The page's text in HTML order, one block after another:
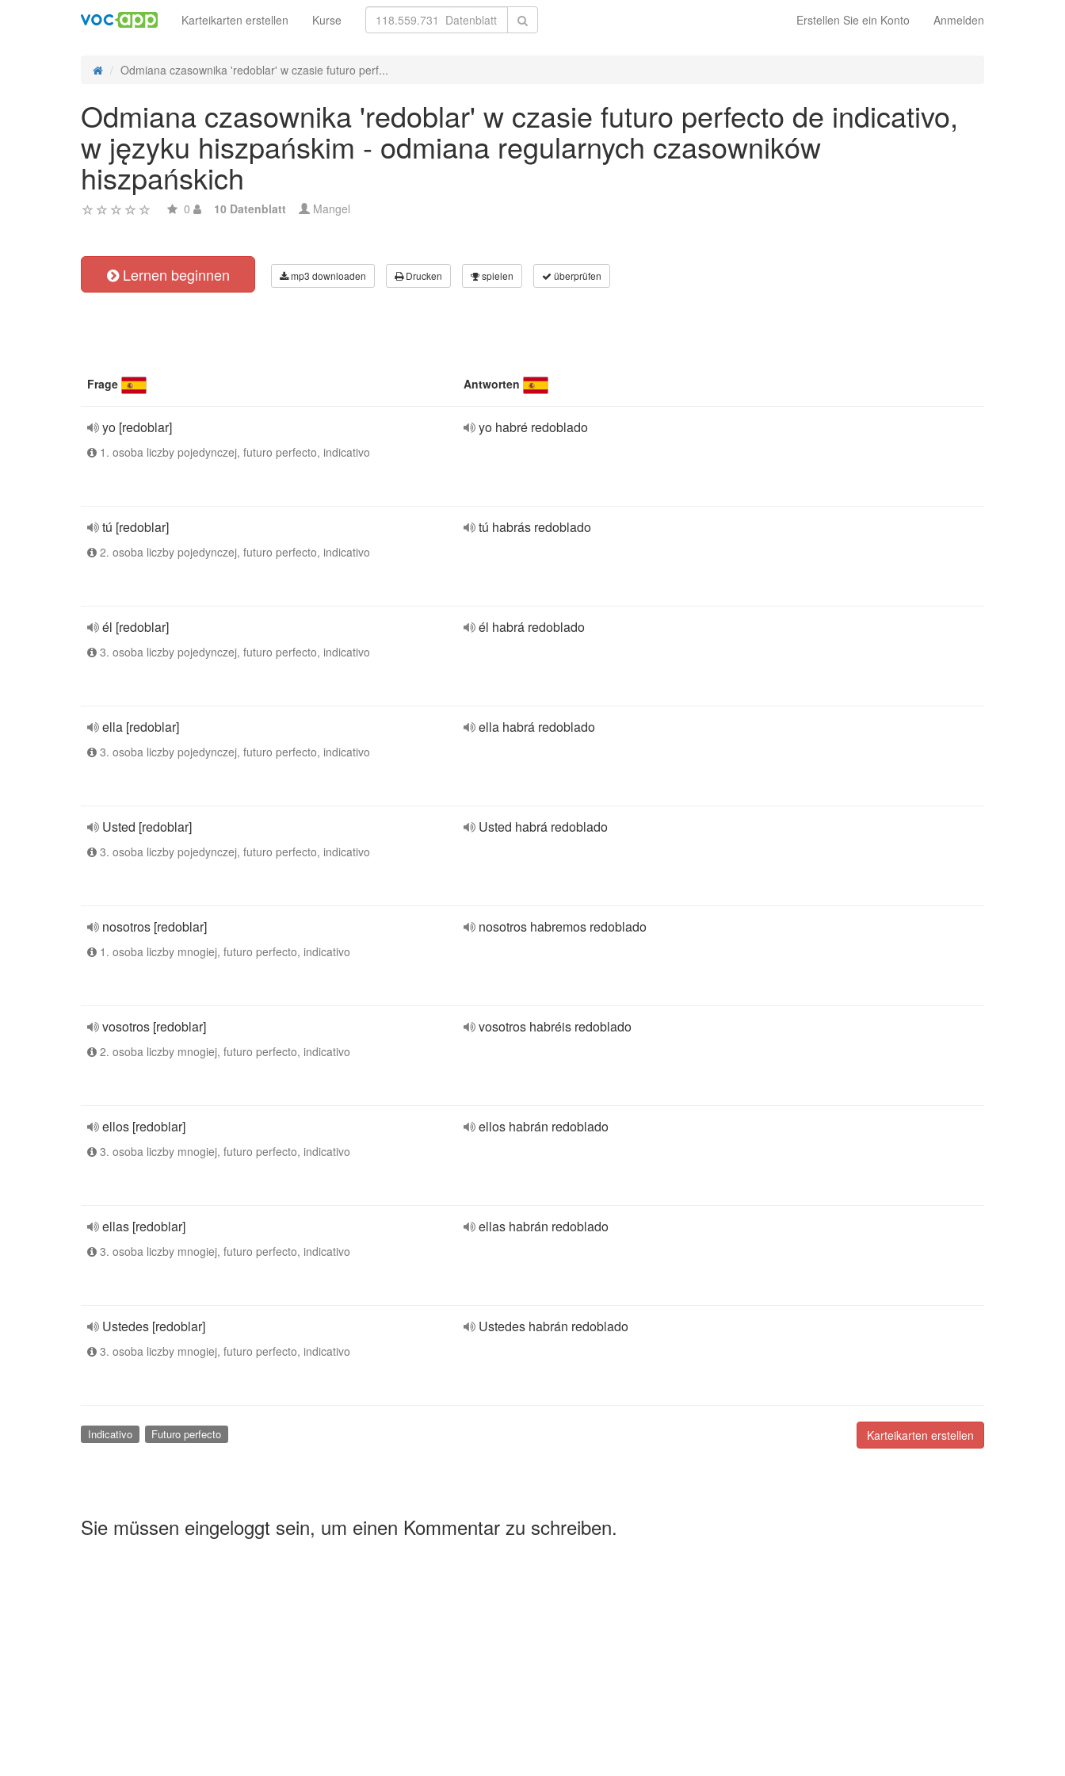
Erstellen Sie ein Konto Anmelden
Karteikarten erstellen Kurse
Odmiana czasownika 'redoblar' w czasie futuro perf...
Odmiana czasownika 'redoblar' w czasie futuro perfecto de indicativo,
w języku hiszpańskim - odmiana regularnych czasowników
hiszpańskich
0 10 Datenblatt Mangel
Lernen beginnen mp3 downloaden Drucken spielen überprüfen
Frage Antworten
yo [redoblar]
1. osoba liczby pojedynczej, futuro perfecto, indicativo
yo habré redoblado
tú [redoblar]
2. osoba liczby pojedynczej, futuro perfecto, indicativo
tú habrás redoblado
él [redoblar]
3. osoba liczby pojedynczej, futuro perfecto, indicativo
él habrá redoblado
ella [redoblar]
3. osoba liczby pojedynczej, futuro perfecto, indicativo
ella habrá redoblado
Usted [redoblar]
3. osoba liczby pojedynczej, futuro perfecto, indicativo
Usted habrá redoblado
nosotros [redoblar]
1. osoba liczby mnogiej, futuro perfecto, indicativo
nosotros habremos redoblado
vosotros [redoblar]
2. osoba liczby mnogiej, futuro perfecto, indicativo
vosotros habréis redoblado
ellos [redoblar]
3. osoba liczby mnogiej, futuro perfecto, indicativo
ellos habrán redoblado
ellas [redoblar]
3. osoba liczby mnogiej, futuro perfecto, indicativo
ellas habrán redoblado
Ustedes [redoblar]
3. osoba liczby mnogiej, futuro perfecto, indicativo
Ustedes habrán redoblado
Karteikarten erstellen
Indicativo Futuro perfecto
Sie müssen eingeloggt sein, um einen Kommentar zu schreiben.